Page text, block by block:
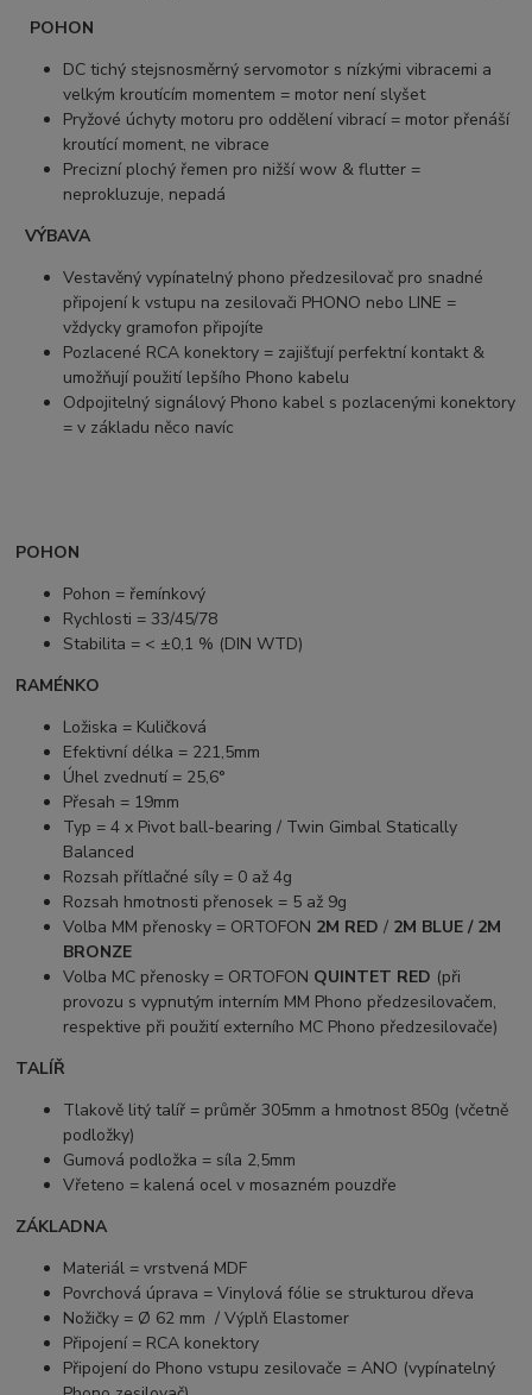
POHON
DC tichý stejsnosměrný servomotor s nízkými vibracemi a
velkým kroutícím momentem = motor není slyšet
Pryžové úchyty motoru pro oddělení vibrací = motor přenáší
kroutící moment, ne vibrace
Precizní plochý řemen pro nižší wow & flutter =
neprokluzuje, nepadá
VÝBAVA
Vestavěný vypínatelný phono předzesilovač pro snadné
připojení k vstupu na zesilovači PHONO nebo LINE =
vždycky gramofon připojíte
Pozlacené RCA konektory = zajišťují perfektní kontakt &
umožňují použití lepšího Phono kabelu
Odpojitelný signálový Phono kabel s pozlacenými konektory
= v základu něco navíc
POHON
Pohon = řemínkový
Rychlosti = 33/45/78
Stabilita = < ±0,1 % (DIN WTD)
RAMÉNKO
Ložiska = Kuličková
Efektivní délka = 221,5mm
Úhel zvednutí = 25,6°
Přesah = 19mm
Typ = 4 x Pivot ball-bearing / Twin Gimbal Statically
Balanced
Rozsah přítlačné síly = 0 až 4g
Rozsah hmotnosti přenosek = 5 až 9g
Volba MM přenosky = ORTOFON 2M RED / 2M BLUE / 2M
BRONZE
Volba MC přenosky = ORTOFON QUINTET RED (při
provozu s vypnutým interním MM Phono předzesilovačem,
respektive při použití externího MC Phono předzesilovače)
TALÍŘ
Tlakově litý talíř = průměr 305mm a hmotnost 850g (včetně
podložky)
Gumová podložka = síla 2,5mm
Vřeteno = kalená ocel v mosazném pouzdře
ZÁKLADNA
Materiál = vrstvená MDF
Povrchová úprava = Vinylová fólie se strukturou dřeva
Nožičky = Ø 62 mm / Výplň Elastomer
Připojení = RCA konektory
Připojení do Phono vstupu zesilovače = ANO (vypínatelný